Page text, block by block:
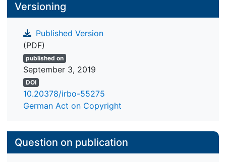
Versioning
Published Version
(PDF)
published on
September 3, 2019
DOI
10.20378/irbo-55275
German Act on Copyright
Question on publication